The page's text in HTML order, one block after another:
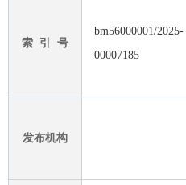
索 引 号
bm56000001/2025-
00007185
发布机构